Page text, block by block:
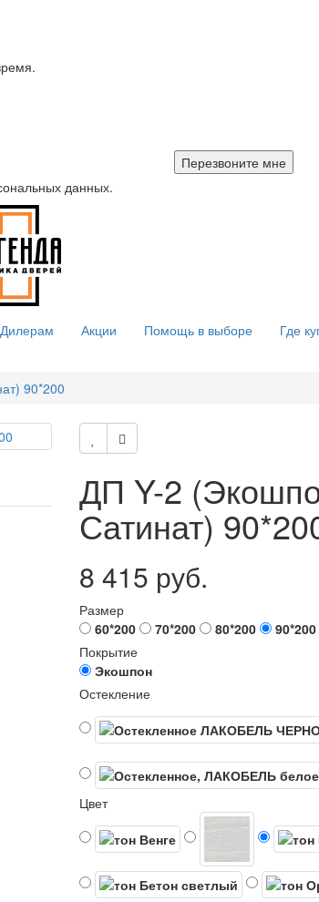
данных.
Дилерам Акции Помощь в выборе Где
90*200
ДП Y-2
Сатинат)
8 415 руб.
Размер
60*200
70*200 80*200
90*200
Покрытие
Экошпон
Остекление
Цвет